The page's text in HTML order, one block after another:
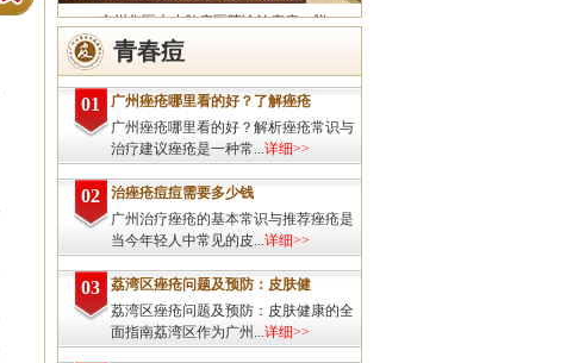
广州华医大皮肤病医院诊治痤疮、脱
发、灰指甲、荨麻疹、湿疹、皮炎、斑秃、
皮肤过敏、扁平疣、带状疱疹、皮肤瘙痒、
皮肤过敏等皮肤疾病的治疗方面...详细>>
青春痘
01
广州痤疮哪里看的好？了解痤疮
广州痤疮哪里看的好？解析痤疮常识与
治疗建议痤疮是一种常...详细>>
02
治痤疮痘痘需要多少钱
广州治疗痤疮的基本常识与推荐痤疮是
当今年轻人中常见的皮...详细>>
03
荔湾区痤疮问题及预防：皮肤健
荔湾区痤疮问题及预防：皮肤健康的全
面指南荔湾区作为广州...详细>>